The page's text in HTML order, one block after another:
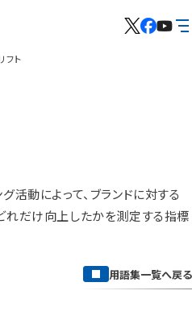
フト
活動によって、ブランドに対する
れだけ向上したかを測定する指標
用語集一覧へ戻る